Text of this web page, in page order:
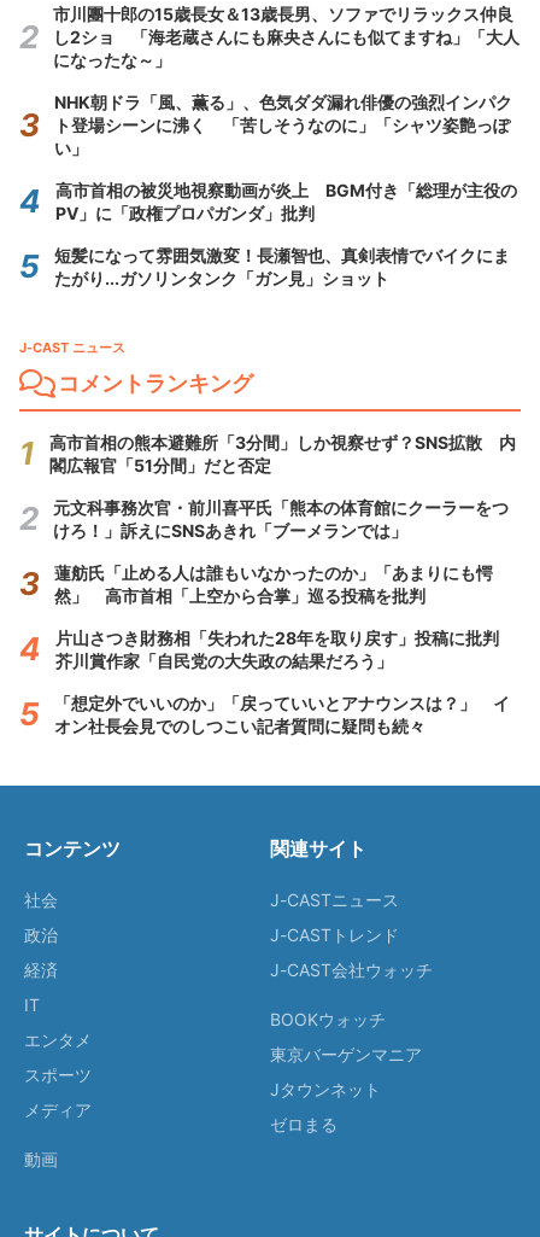
市川團十郎の15歳長女＆13歳長男、ソファでリラックス仲良
し2ショ 「海老蔵さんにも麻央さんにも似てますね」「大人
になったな～」
NHK朝ドラ「風、薫る」、色気ダダ漏れ俳優の強烈インパク
ト登場シーンに沸く 「苦しそうなのに」「シャツ姿艶っぽ
い」
高市首相の被災地視察動画が炎上 BGM付き「総理が主役の
PV」に「政権プロパガンダ」批判
短髪になって雰囲気激変！長瀬智也、真剣表情でバイクにま
たがり...ガソリンタンク「ガン見」ショット
J-CAST ニュース
コメントランキング
高市首相の熊本避難所「3分間」しか視察せず？SNS拡散 内
閣広報官「51分間」だと否定
元文科事務次官・前川喜平氏「熊本の体育館にクーラーをつ
けろ！」訴えにSNSあきれ「ブーメランでは」
蓮舫氏「止める人は誰もいなかったのか」「あまりにも愕
然」 高市首相「上空から合掌」巡る投稿を批判
片山さつき財務相「失われた28年を取り戻す」投稿に批判
芥川賞作家「自民党の大失政の結果だろう」
「想定外でいいのか」「戻っていいとアナウンスは？」 イ
オン社長会見でのしつこい記者質問に疑問も続々
コンテンツ
社会
政治
経済
IT
エンタメ
スポーツ
メディア
動画
関連サイト
J-CASTニュース
J-CASTトレンド
J-CAST会社ウォッチ
BOOKウォッチ
東京バーゲンマニア
Jタウンネット
ゼロまる